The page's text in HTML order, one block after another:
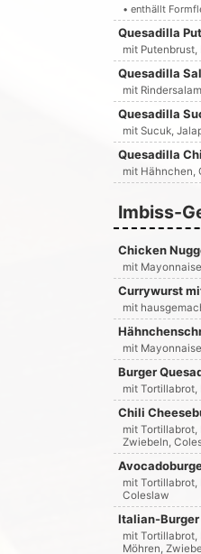
• enthällt
Quesadilla
mit Putenbrust,
Quesadilla
mit
Quesadilla
mit Sucuk,
Quesadilla
mit Hähnchen,
Imbiss-
Chicken
mit
Currywurst
mit
mit
Burger
mit
Chili
mit Tortillabrot,
Zwiebeln,
mit Tortillabrot,
Coleslaw
Italian-Burger
mit Tortillabrot,
Möhren,